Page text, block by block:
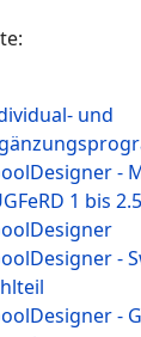
und
-
1 bis
-
-